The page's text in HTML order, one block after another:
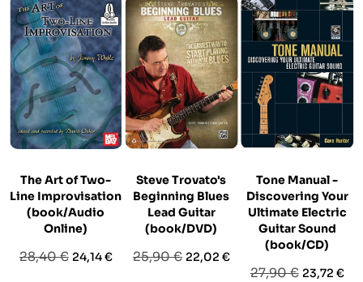
The Art of Two-
Line Improvisation
(book/Audio
Online)
Prezzo
28,40 € Prezzo
24,14 €
Steve Trovato's
Beginning Blues
Lead Guitar
(book/DVD)
Prezzo
25,90 € Prezzo
22,02 €
Tone Manual -
Discovering Your
Ultimate Electric
Guitar Sound
(book/CD)
Prezzo
27,90 € Prezzo
23,72 €